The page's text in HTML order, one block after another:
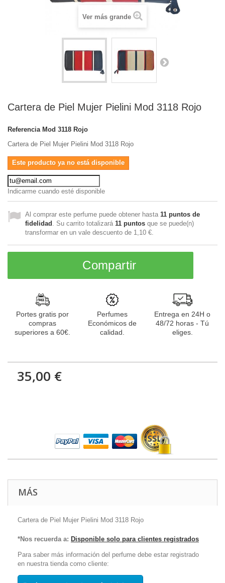
Ver más grande
Cartera de Piel Mujer Pielini Mod 3118 Rojo
Referencia Mod 3118 Rojo
Cartera de Piel Mujer Pielini Mod 3118 Rojo
Este producto ya no está disponible
Indicarme cuando esté disponible
Al comprar este perfume puede obtener hasta 11 puntos de
fidelidad . Su carrito totalizará 11 puntos que se puede(n)
transformar en un vale descuento de 1,10 €
Compartir
Portes gratis por
compras
superiores a 60€.
Perfumes
Económicos de
calidad.
Entrega en 24H o
48/72 horas - Tú
eliges.
35,00 €
MÁS
Cartera de Piel Mujer Pielini Mod 3118 Rojo
*Nos recuerda a: Disponible solo para clientes registrados
Para saber más información del perfume debe estar registrado
en nuestra tienda como cliente: